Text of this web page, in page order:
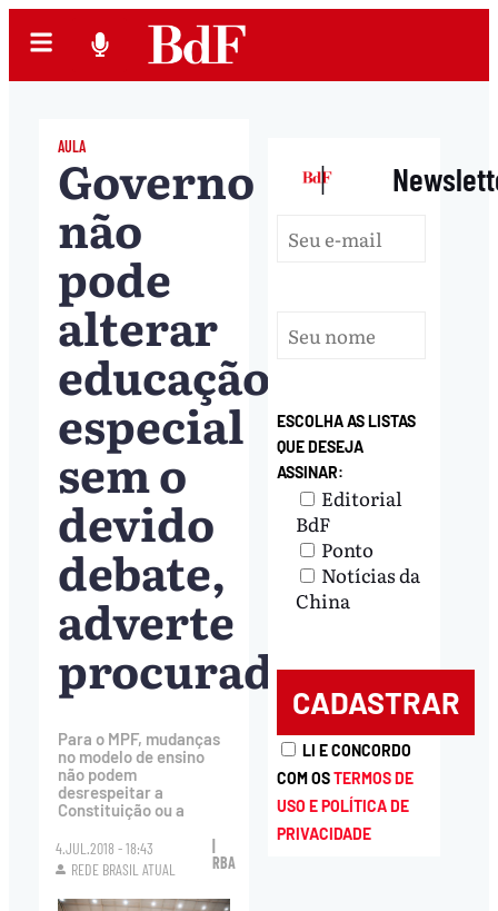
AULA
Governo
não
pode
alterar
educação
especial
sem o
devido
debate,
adverte
procuradora
Para o MPF, mudanças
no modelo de ensino
não podem
desrespeitar a
Constituição ou a
4.JUL.2018 - 18:43
REDE BRASIL ATUAL
RBA
|
ESCOLHA AS LISTAS
QUE DESEJA
ASSINAR:
Editorial
BdF
Ponto
Notícias da
China
LI E CONCORDO
COM OSTERMOS DE
USO E POLÍTICA DE
PRIVACIDADE